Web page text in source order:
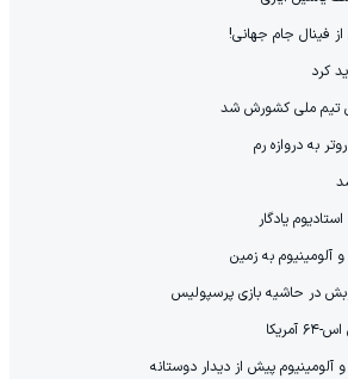
فینال جام جهانی!
کرد
تیم ملی کشورش شد
به دروازه رم
یادگار
آلومینیوم به زمین
در حاشیه بازی پرسپولیس
آلومینیوم پیش از دیدار دوستانه